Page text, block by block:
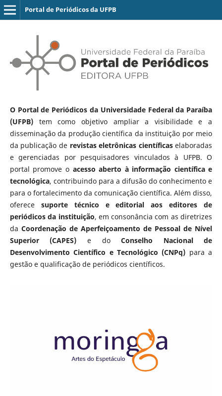
Portal de Periódicos da UFPB
O Portal de Periódicos da Universidade Federal da Paraíba
(UFPB)tem como objetivo ampliar a visibilidade e a
disseminação da produção científica da instituição por meio
da publicação de revistas eletrônicas científicaselaboradas
e gerenciadas por pesquisadores vinculados à UFPB. O
portal promove o acesso aberto à informação científica e
tecnológica, contribuindo para a difusão do conhecimento e
para o fortalecimento da comunicação científica. Além disso,
oferece suporte técnico e editorial aos editores de
periódicos da instituição, em consonância com as diretrizes
da Coordenação de Aperfeiçoamento de Pessoal de Nível
Superior (CAPES) e doConselho Nacional de
Desenvolvimento Científico e Tecnológico (CNPq) para a
gestão e qualificação de periódicos científicos.